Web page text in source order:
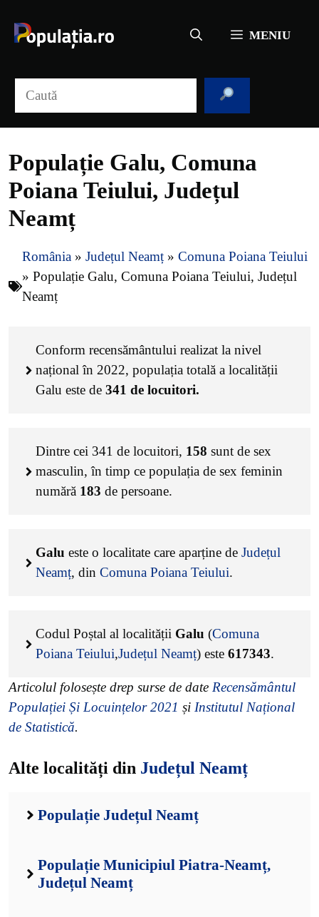
conținut
MENIU
Populație Galu, Comuna
Poiana Teiului, Județul
Neamț
România » Județul Neamț » Comuna Poiana Teiului
» Populație Galu, Comuna Poiana Teiului, Județul
Neamț
Conform recensământului realizat la nivel
național în 2022, populația totală a localității
Galu este de 341 de locuitori.
Dintre cei 341 de locuitori, 158 sunt de sex
masculin, în timp ce populația de sex feminin
numără 183 de persoane.
Galu este o localitate care aparține de Județul
Neamț, din Comuna Poiana Teiului.
Codul Poștal al localității Galu (Comuna
Poiana Teiului,Județul Neamț) este 617343.
Articolul folosește drep surse de date Recensământul
Populației Și Locuințelor 2021 și Institutul Național
de Statistică.
Alte localități din Județul Neamț
Populație Județul Neamț
Populație Municipiul Piatra-Neamț,
Județul Neamț